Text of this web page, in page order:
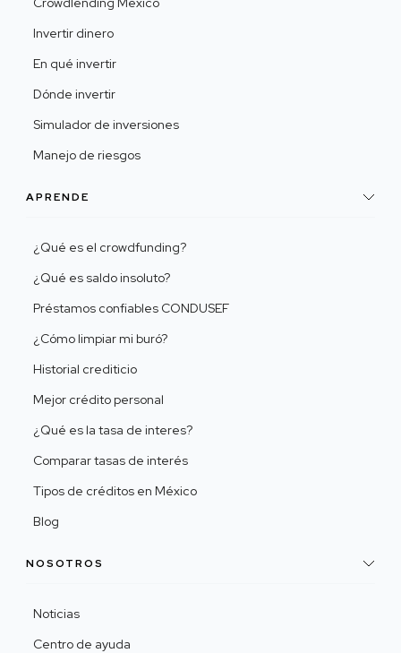
Invertir dinero
En qué invertir
Dónde invertir
Simulador de inversiones
Manejo de riesgos
APRENDE
¿Qué es el crowdfunding?
¿Qué es saldo insoluto?
Préstamos confiables CONDUSEF
¿Cómo limpiar mi buró?
Historial crediticio
Mejor crédito personal
¿Qué es la tasa de interes?
Comparar tasas de interés
Tipos de créditos en México
Blog
NOSOTROS
Noticias
Centro de ayuda